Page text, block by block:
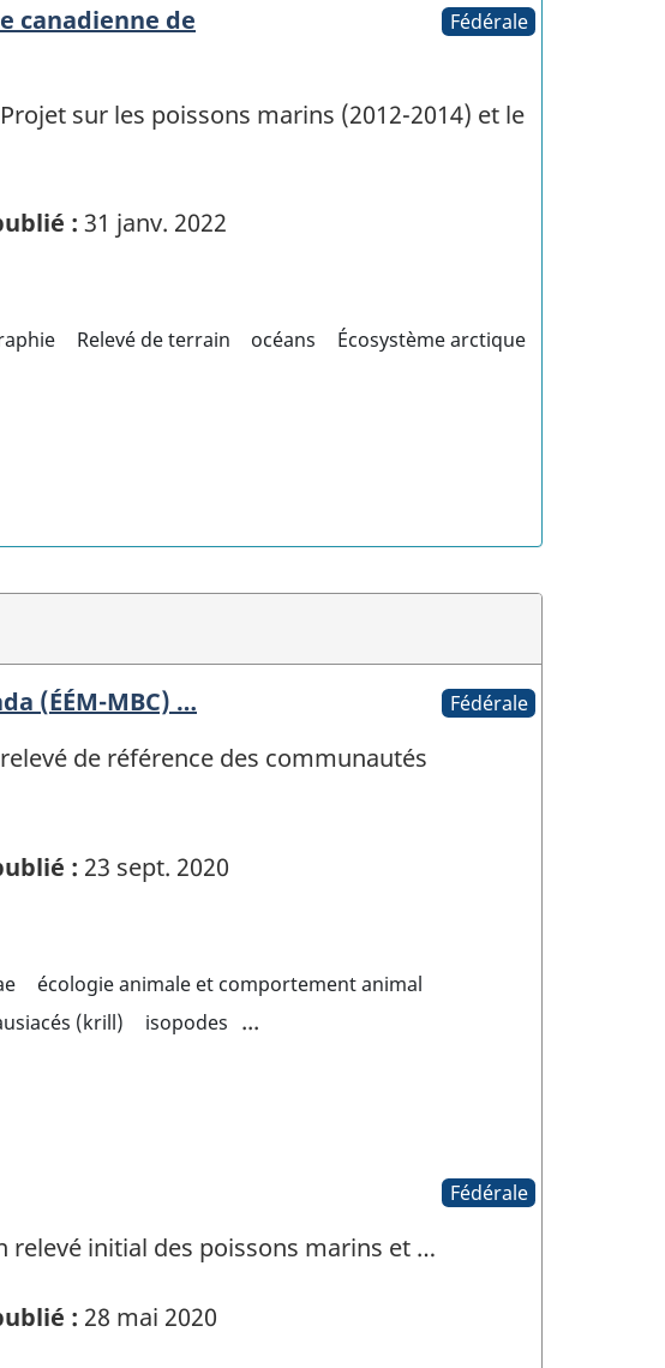
canadienne de
Fédérale
sur les poissons marins (2012-2014) et le
: 31 janv. 2022
Relevé de terrain océans
Écosystème arctique
(ÉÉM-MBC) … Fédérale
de référence des communautés
: 23 sept. 2020
écologie animale et comportement animal
(krill) isopodes ...
Fédérale
relevé initial des poissons marins et …
: 28 mai 2020